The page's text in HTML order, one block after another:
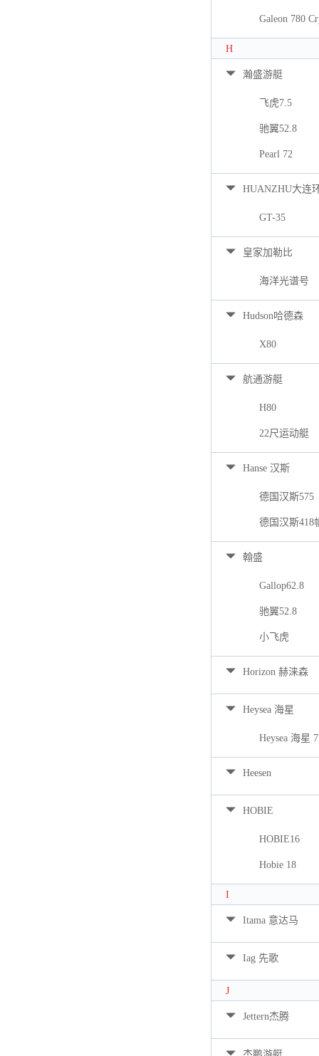
Galeon 780
H
瀚盛游艇
飞虎7.5
驰翼52.8
Pearl 72
HUANZHU大连
GT-35
皇家加勒比
海洋光谱号
Hudson哈德森
X80
航通游艇
H80
22尺运动艇
Hanse 汉斯
德国汉斯575
德国汉斯418
翰盛
Gallop62.8
驰翼52.8
小飞虎
Horizon 赫涞森
Heysea 海星
Heysea 海星
Heesen
HOBIE
HOBIE16
Hobie 18
I
Itama 意达马
Iag 先歌
J
Jettern杰腾